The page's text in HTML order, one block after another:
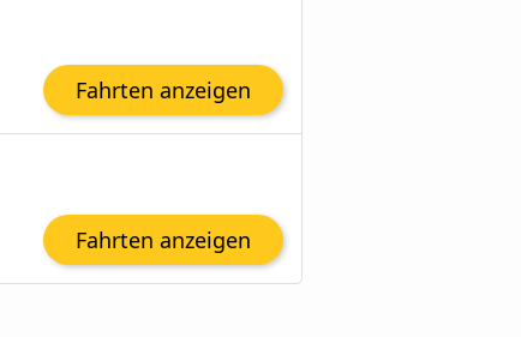
Fahrten anzeigen
Fahrten anzeigen